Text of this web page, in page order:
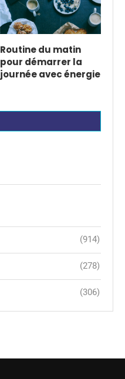
Routine du matin
pour démarrer la
journée avec énergie
(914)
(278)
(306)